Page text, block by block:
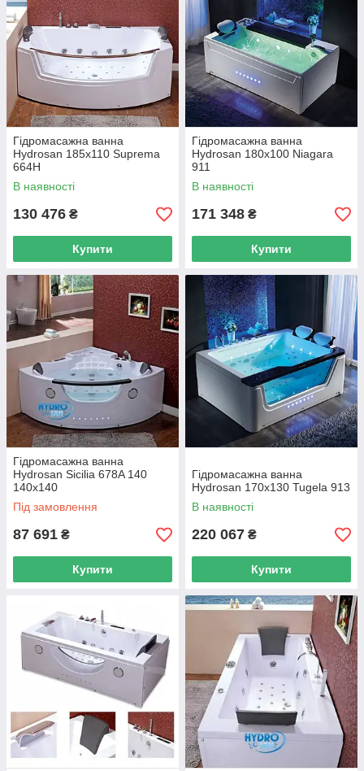
Гідромасажна ванна
Hydrosan 185х110 Suprema
664H
В наявності
130 476 ₴
Купити
Гідромасажна ванна
Hydrosan 180x100 Niagara
911
В наявності
171 348 ₴
Купити
Гідромасажна ванна
Hydrosan Sicilia 678A 140
140x140
Під замовлення
87 691 ₴
Купити
Гідромасажна ванна
Hydrosan 170х130 Tugela 913
В наявності
220 067 ₴
Купити